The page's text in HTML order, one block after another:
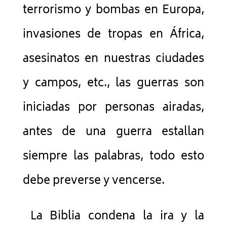
terrorismo y bombas en Europa,
invasiones de tropas en África,
asesinatos en nuestras ciudades
y campos, etc., las guerras son
iniciadas por personas airadas,
antes de una guerra estallan
siempre las palabras, todo esto
debe preverse y vencerse.
La Biblia condena la ira y la